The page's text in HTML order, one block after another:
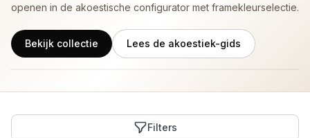
openen in de akoestische configurator met framekleurselectie.
Bekijk collectie Lees de akoestiek-gids
Filters